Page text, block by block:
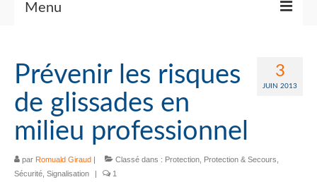
Menu
Qui sommes-nous ?
Accéder à Signals
3
JUIN 2013
Prévenir les risques
de glissades en
milieu professionnel
par Romuald Giraud | Classé dans : Protection Protection & Secours
Sécurité Signalisation | 1